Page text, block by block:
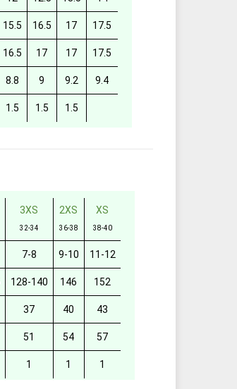
15.5 16.5 17 17.5
16.5 17 17 17.5
8.8 9 9.2 9.4
1.5 1.5 1.5
3XS
32-34
2XS
36-38
XS
38-40
7-8 9-10 11-12
128-140 146 152
37 40 43
51 54 57
1 1 1